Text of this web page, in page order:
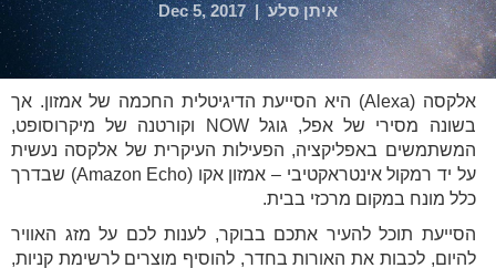
איתן סלע |
Dec 5, 2017
אלקסה (Alexa) היא הסייעת הדיגיטלית החכמה של אמזון. אך
בשונה מסירי של אפל, גוגל NOW וקורטנה של מיקרוסופט,
המשתמשים באפליקציה, הפעילות העיקרית של אלקסה נעשית
על יד רמקול אינטראקטיבי – אמזון אקו (Amazon Echo) שבדרך
כלל מונח במקום מרכזי בבית.
הסייעת תוכל להעיר אתכם בבוקר, לענות לכם על מזג האוויר
להיום, לכבות את האורות בחדר, להוסיף מוצרים לרשימת קניות,